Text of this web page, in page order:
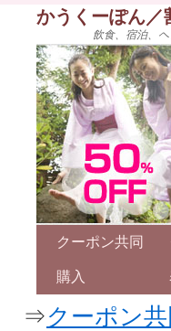
かうくーぽん／
飲食、宿泊、
クーポン共同
購入
⇒クーポン